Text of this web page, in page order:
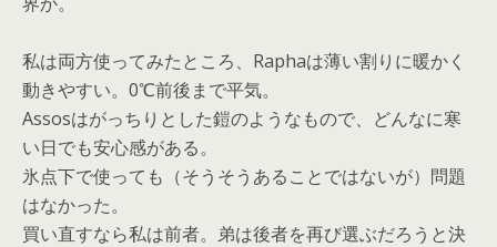
私は両方使ってみたところ、Raphaは薄い割りに暖かく
動きやすい。0℃前後まで平気。
Assosはがっちりとした鎧のようなもので、どんなに寒
い日でも安心感がある。
氷点下で使っても（そうそうあることではないが）問題
はなかった。
買い直すなら私は前者。弟は後者を再び選ぶだろうと決